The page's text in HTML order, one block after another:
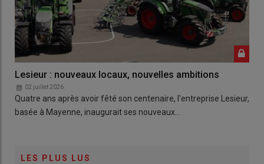
Lesieur : nouveaux locaux, nouvelles ambitions
02 juillet 2026
Quatre ans après avoir fêté son centenaire, l'entreprise Lesieur,
basée à Mayenne, inaugurait ses nouveaux…
LES PLUS LUS